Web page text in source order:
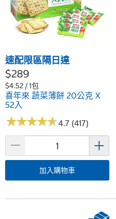
速配限區隔日達
$289
$4.52 / 1包
喜年來 蔬菜薄餅 20公克 X
52入
★★★★★
★★★★★4.7 (417)
加入購物車